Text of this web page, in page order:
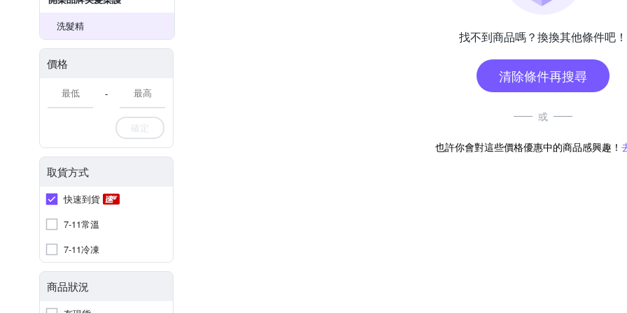
洗髮精
價格
-
確定
取貨方式
快速到貨
7-11常溫
7-11冷凍
商品狀況
找不到商品嗎？換換其他條件吧！
清除條件再搜尋
或
也許你會對這些價格優惠中的商品感興趣！